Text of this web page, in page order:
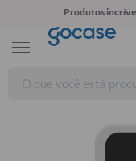
Produtos